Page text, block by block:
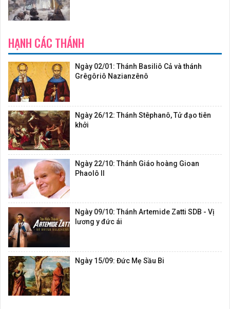
HẠNH CÁC THÁNH
Ngày 02/01: Thánh Basiliô Cả và thánh
Grêgôriô Nazianzênô
Ngày 26/12: Thánh Stêphanô, Tử đạo tiên
khởi
Ngày 22/10: Thánh Giáo hoàng Gioan
Phaolô II
Ngày 09/10: Thánh Artemide Zatti SDB - Vị
lương y đức ái
Ngày 15/09: Đức Mẹ Sầu Bi